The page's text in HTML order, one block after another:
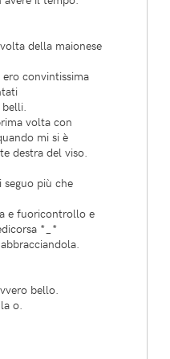
della maionese
convintissima
belli.
volta con
mi si è
destra del viso.
più che
e fuoricontrollo e
*_*
bello.
o.